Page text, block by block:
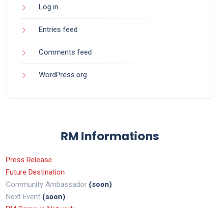
Log in
Entries feed
Comments feed
WordPress.org
RM Informations
Press Release
Future Destination
Community Ambassador (soon)
Next Event (soon)